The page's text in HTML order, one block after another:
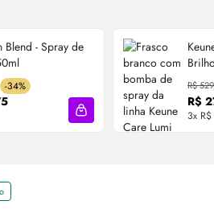
Blend - Spray de
-34%
Adicionar à sacola
R$
R$
3x